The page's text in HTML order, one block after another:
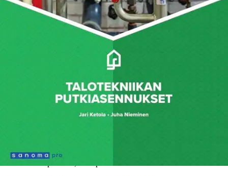
Kirja sisältää alan pakollisten opintojen sekä yleisimpien
valinnaisten opintojen sisällöt. Kirja on tarkoitettu erityisesti 2. ja 3.
Ominaisuudet
Ovatko tuotetiedot riittävät? Jos tuotetiedoissa on puutteita tai niitä